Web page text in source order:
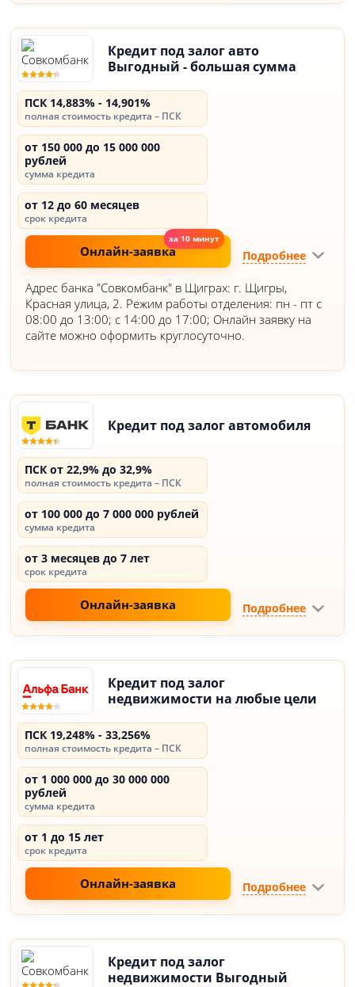
Кредит под залог авто
Выгодный - большая сумма
ПСК 14,883% - 14,901%
полная стоимость кредита – ПСК
от 150 000 до 15 000 000
рублей
сумма кредита
от 12 до 60 месяцев
срок кредита
Онлайн-заявка Подробнее
Адрес банка "Совкомбанк" в Щиграх: г. Щигры,
Красная улица, 2. Режим работы отделения: пн - пт с
08:00 до 13:00; с 14:00 до 17:00; Онлайн заявку на
сайте можно оформить круглосуточно.
Кредит под залог автомобиля
ПСК от 22,9% до 32,9%
полная стоимость кредита – ПСК
от 100 000 до 7 000 000 рублей
сумма кредита
от 3 месяцев до 7 лет
срок кредита
Онлайн-заявка Подробнее
Кредит под залог
недвижимости на любые цели
ПСК 19,248% - 33,256%
полная стоимость кредита – ПСК
от 1 000 000 до 30 000 000
рублей
сумма кредита
от 1 до 15 лет
срок кредита
Онлайн-заявка Подробнее
Кредит под залог
недвижимости Выгодный